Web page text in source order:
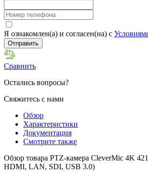
Я ознакомлен(а) и согласен(на) с
Отправить
Сравнить
Остались вопросы?
Свяжитесь с нами
Обзор
Характеристики
Документация
Смотрите также
Обзор товара PTZ-камера CleverMic 4K
HDMI, LAN, SDI, USB 3.0)